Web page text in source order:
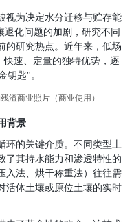
视为决定水分迁移与贮存能
退化问题的加剧，研究不同
的研究热点。近年来， 低场
快速、定量的独特优势，逐
钥匙"。
背景
环的关键介质。不同类型土
了其持水能力和渗透特性的
入法、烘干称重法）往往需
活体土壤或原位土壤的实时